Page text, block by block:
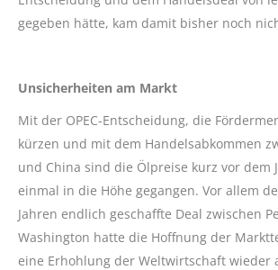
gegeben hätte, kam damit bisher noch
Unsicherheiten am Markt
Mit der OPEC-Entscheidung, die
kürzen und mit dem Handelsabkommen
und China sind die Ölpreise kurz vor dem
einmal in die Höhe gegangen. Vor allem
Jahren endlich geschaffte Deal zwischen
Washington hatte die Hoffnung der
eine Erhohlung der Weltwirtschaft wieder